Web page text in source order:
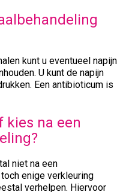
kunt u eventueel napijn
U kunt de napijn
Een antibioticum is
kies na een
niet na een
enige verkleuring
verhelpen. Hiervoor